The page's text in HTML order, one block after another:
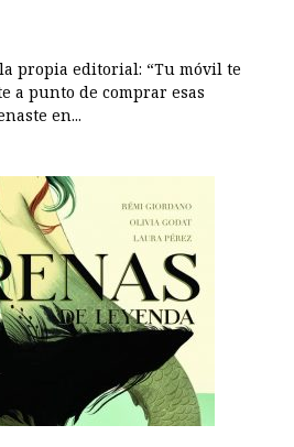
propia editorial: “Tu móvil te
a punto de comprar esas
en...